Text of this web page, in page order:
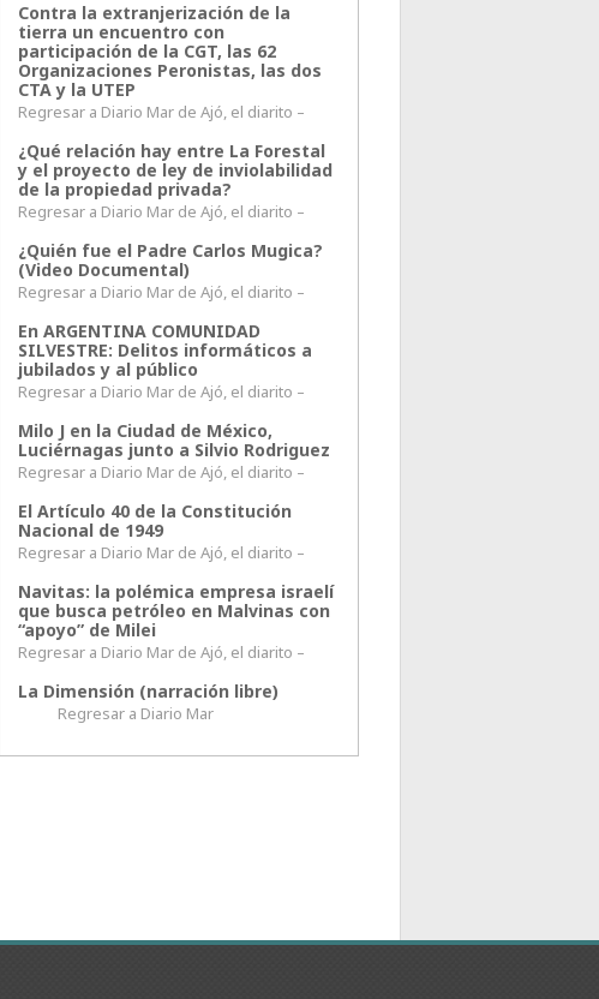
Contra la extranjerización de la
tierra un encuentro con
participación de la CGT, las 62
Organizaciones Peronistas, las dos
CTA y la UTEP
Regresar a Diario Mar de Ajó, el diarito –
¿Qué relación hay entre La Forestal
y el proyecto de ley de inviolabilidad
de la propiedad privada?
Regresar a Diario Mar de Ajó, el diarito –
¿Quién fue el Padre Carlos Mugica?
(Video Documental)
Regresar a Diario Mar de Ajó, el diarito –
En ARGENTINA COMUNIDAD
SILVESTRE: Delitos informáticos a
jubilados y al público
Regresar a Diario Mar de Ajó, el diarito –
Milo J en la Ciudad de México,
Luciérnagas junto a Silvio Rodriguez
Regresar a Diario Mar de Ajó, el diarito –
El Artículo 40 de la Constitución
Nacional de 1949
Regresar a Diario Mar de Ajó, el diarito –
Navitas: la polémica empresa israelí
que busca petróleo en Malvinas con
“apoyo” de Milei
Regresar a Diario Mar de Ajó, el diarito –
La Dimensión (narración libre)
Regresar a Diario Mar